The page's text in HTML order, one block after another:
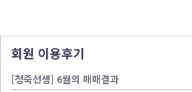
회원 이용후기
[청죽선생] 6월의 매매결과